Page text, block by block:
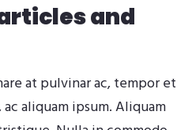
and
at pulvinar ac, tempor et
aliquam ipsum. Aliquam